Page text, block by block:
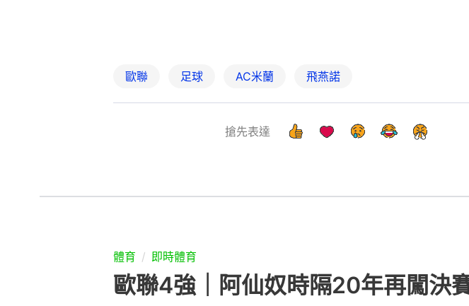
歐聯 足球 AC米蘭 飛燕諾
搶先表達
歐聯4強｜阿仙奴時隔20年再闖